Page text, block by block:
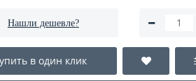
Нашли дешевле?
в один клик